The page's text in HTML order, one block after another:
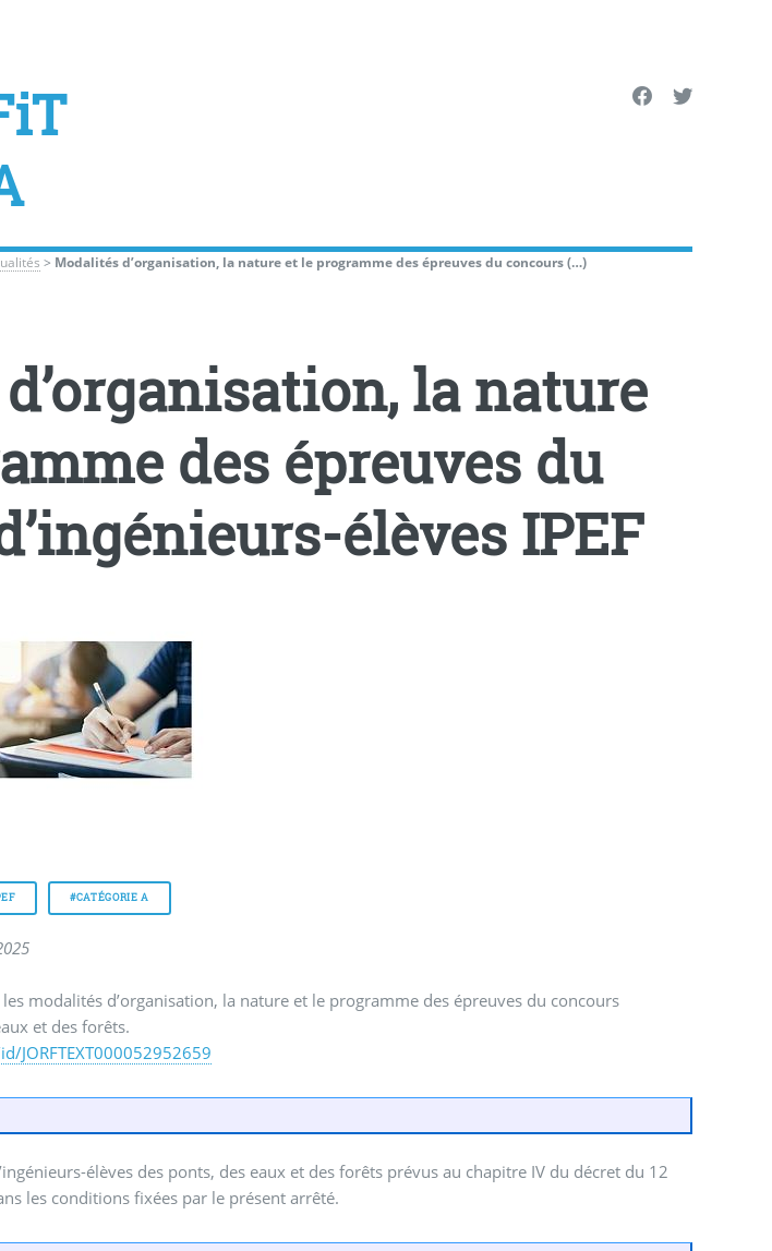
> Modalités d’organisation, la nature et le programme des épreuves du concours (…)
la nature
des épreuves du
élèves IPEF
#CATÉGORIE A
modalités d’organisation, la nature et le programme des épreuves du concours
et des forêts.
élèves des ponts, des eaux et des forêts prévus au chapitre IV du décret du 12
les conditions fixées par le présent arrêté.